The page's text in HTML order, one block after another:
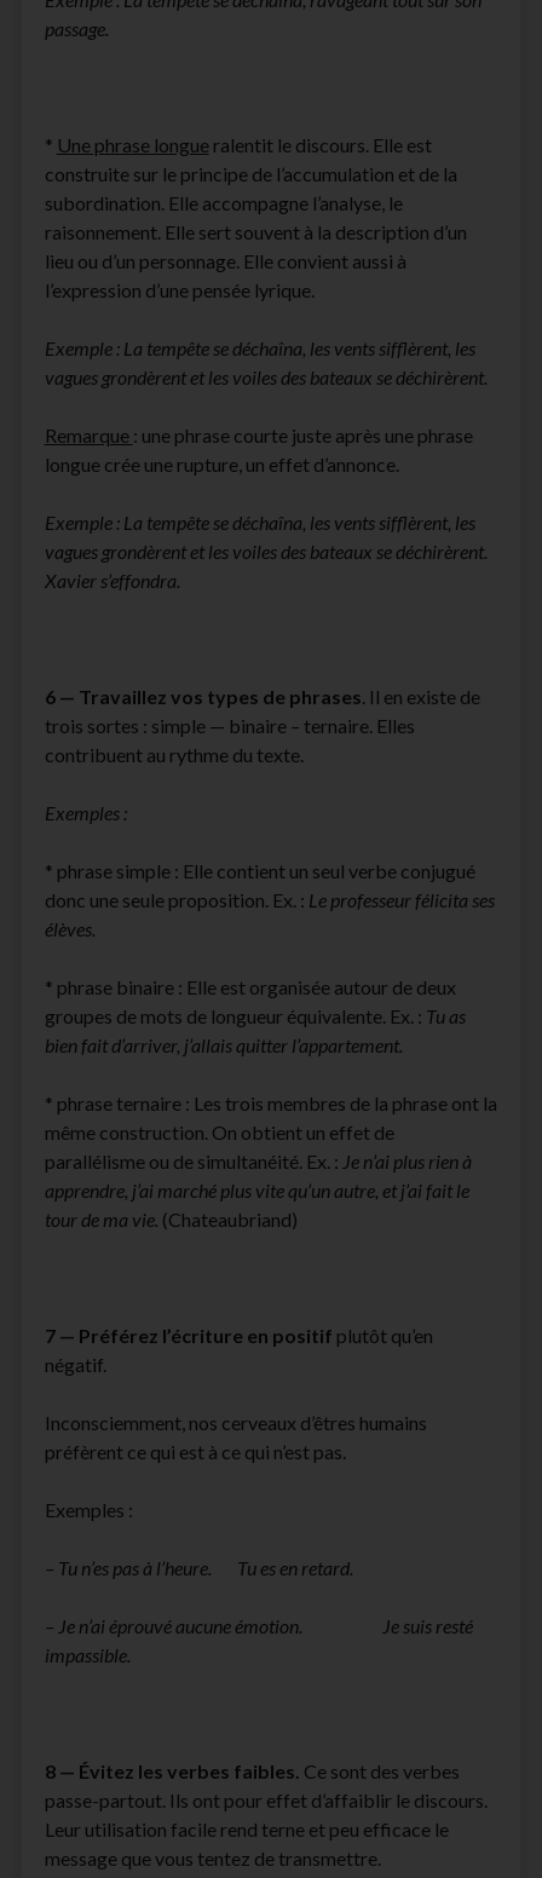
passage.
* Une phrase longueralentit le discours. Elle est
construite sur le principe de l’accumulation et de la
subordination. Elle accompagne l’analyse, le
raisonnement. Elle sert souvent à la description d’un
lieu ou d’un personnage. Elle convient aussi à
l’expression d’une pensée lyrique.
Exemple : La tempête se déchaîna, les vents sifflèrent, les
vagues grondèrent et les voiles des bateaux se déchirèrent.
Remarque : une phrase courte juste après une phrase
longue crée une rupture, un effet d’annonce.
Exemple : La tempête se déchaîna, les vents sifflèrent, les
vagues grondèrent et les voiles des bateaux se déchirèrent.
Xavier s’effondra.
6 — Travaillez vos types de phrases. Il en existe de
trois sortes : simple — binaire – ternaire. Elles
contribuent au rythme du texte.
Exemples :
* phrase simple : Elle contient un seul verbe conjugué
donc une seule proposition. Ex. : Le professeur félicita ses
élèves.
* phrase binaire : Elle est organisée autour de deux
groupes de mots de longueur équivalente. Ex. : Tu as
bien fait d’arriver, j’allais quitter l’appartement.
* phrase ternaire : Les trois membres de la phrase ont la
même construction. On obtient un effet de
parallélisme ou de simultanéité. Ex. : Je n’ai plus rien à
apprendre, j’ai marché plus vite qu’un autre, et j’ai fait le
tour de ma vie. (Chateaubriand)
7 — Préférez l’écriture en positif plutôt qu’en
négatif.
Inconsciemment, nos cerveaux d’êtres humains
préfèrent ce qui est à ce qui n’est pas.
Exemples :
– Tu n’es pas à l’heure. Tu es en retard.
– Je n’ai éprouvé aucune émotion. Je suis resté
impassible.
8 — Évitez les verbes faibles. Ce sont des verbes
passe-partout. Ils ont pour effet d’affaiblir le discours.
Leur utilisation facile rend terne et peu efficace le
message que vous tentez de transmettre.